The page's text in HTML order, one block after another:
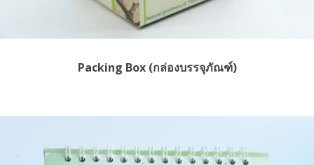
Packing Box (กล่องบรรจุภัณฑ์)